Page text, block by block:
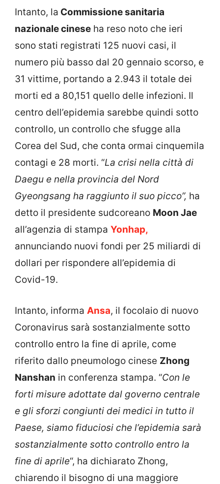
Intanto, la Commissione sanitaria
nazionale cinese ha reso noto che ieri
sono stati registrati 125 nuovi casi, il
numero più basso dal 20 gennaio scorso, e
31 vittime, portando a 2.943 il totale dei
morti ed a 80,151 quello delle infezioni. Il
centro dell’epidemia sarebbe quindi sotto
controllo, un controllo che sfugge alla
Corea del Sud, che conta ormai cinquemila
contagi e 28 morti. “La crisi nella città di
Daegu e nella provincia del Nord
Gyeongsang ha raggiunto il suo picco”, ha
detto il presidente sudcoreano Moon Jae
all’agenzia di stampa Yonhap,
annunciando nuovi fondi per 25 miliardi di
dollari per rispondere all’epidemia di
Covid-19.
Intanto, informa Ansa, il focolaio di nuovo
Coronavirus sarà sostanzialmente sotto
controllo entro la fine di aprile, come
riferito dallo pneumologo cinese Zhong
Nanshan in conferenza stampa. “Con le
forti misure adottate dal governo centrale
e gli sforzi congiunti dei medici in tutto il
Paese, siamo fiduciosi che l’epidemia sarà
sostanzialmente sotto controllo entro la
fine di aprile“, ha dichiarato Zhong,
chiarendo il bisogno di una maggiore